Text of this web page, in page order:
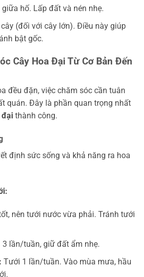
hố. Lấp đất và nén nhẹ.
(đối với cây lớn). Điều này giúp
bật gốc.
Cây Hoa Đại Từ Cơ Bản Đến
đều đặn, việc chăm sóc cần tuân
quán. Đây là phần quan trọng nhất
đại thành công.
định sức sống và khả năng ra hoa
nên tưới nước vừa phải. Tránh tưới
lần/tuần, giữ đất ẩm nhẹ.
Tưới 1 lần/tuần. Vào mùa mưa, hầu